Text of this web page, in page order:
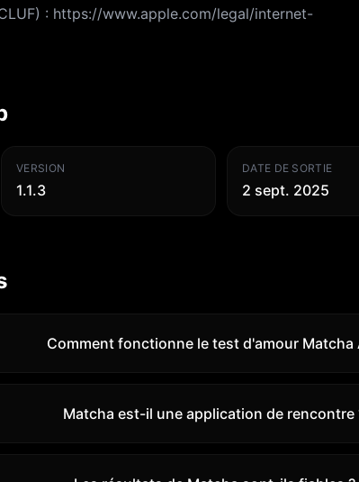
: https://www.apple.com/legal/internet-
VERSION
1.1.3
DATE DE SORTIE
2 sept. 2025
Comment fonctionne le test d'amour Matcha
Matcha est-il une application de rencontre